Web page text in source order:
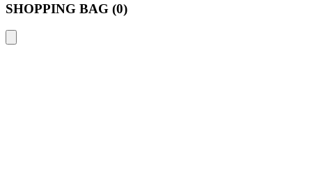
SHOPPING BAG (0)